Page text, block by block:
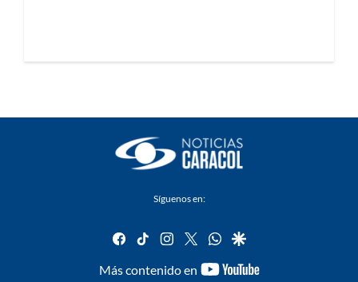
Síguenos en:
facebook
tiktok instagram
twitterwhatsapp
google
Más contenido en
youtube-